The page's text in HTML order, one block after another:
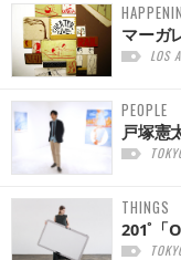
マーガ
LOS
PEOPLE
戸塚憲
THINGS
201˚「